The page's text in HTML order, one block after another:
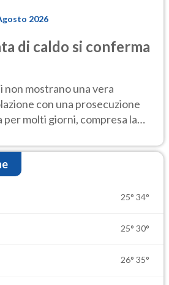
2026
di caldo si conferma
non mostrano una vera
con una prosecuzione
per molti giorni, compresa la
25° 34°
25° 30°
26° 35°